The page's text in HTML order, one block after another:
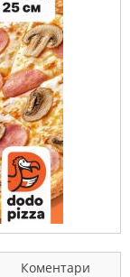
Коментари